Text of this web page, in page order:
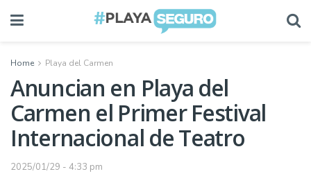
Home Playa del Carmen
Anuncian en Playa del
Carmen el Primer Festival
Internacional de Teatro
2025/01/29 - 4:33 pm